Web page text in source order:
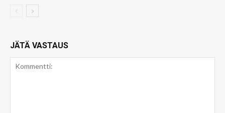
JÄTÄ VASTAUS